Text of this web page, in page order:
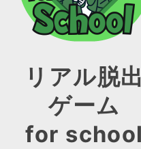
リアル脱
ゲーム
for